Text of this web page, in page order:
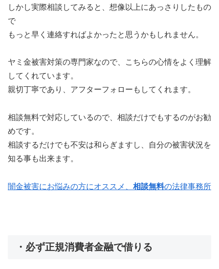
しかし実際相談してみると、想像以上にあっさりしたもの
で
もっと早く連絡すればよかったと思うかもしれません。
ヤミ金被害対策の専門家なので、こちらの心情をよく理解
してくれています。
親切丁寧であり、アフターフォローもしてくれます。
相談無料で対応しているので、相談だけでもするのがお勧
めです。
相談するだけでも不安は和らぎますし、自分の被害状況を
知る事も出来ます。
闇金被害にお悩みの方にオススメ、 相談無料の法律事務所
・必ず正規消費者金融で借りる